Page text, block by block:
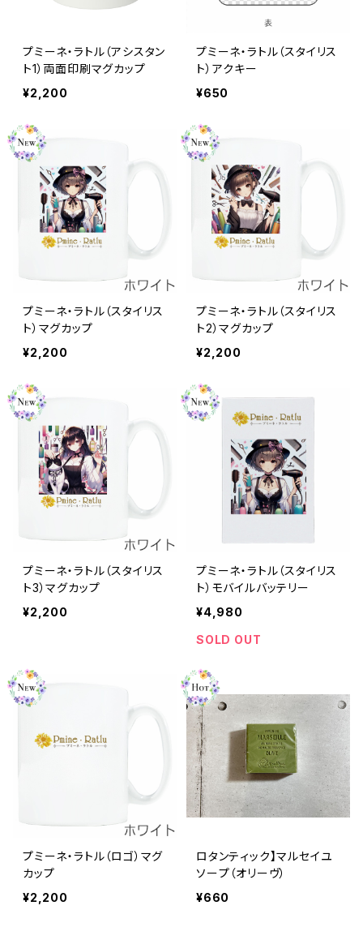
プミーネ・ラトル（アシスタン
ト1）両面印刷マグカップ
¥2,200
プミーネ・ラトル（スタイリス
ト）アクキー
¥650
プミーネ・ラトル（スタイリス
ト）マグカップ
¥2,200
プミーネ・ラトル（スタイリス
ト2）マグカップ
¥2,200
プミーネ・ラトル（スタイリス
ト3）マグカップ
¥2,200
プミーネ・ラトル（スタイリス
ト）モバイルバッテリー
¥4,980
SOLD OUT
プミーネ・ラトル（ロゴ）マグ
カップ
¥2,200
ロタンティック】マルセイユ
ソープ（オリーヴ）
¥660